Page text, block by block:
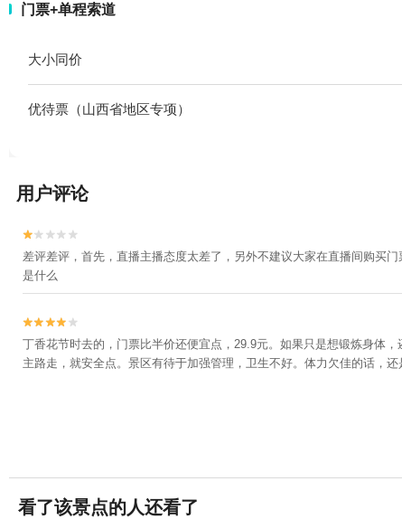
门票+单程索道
大小同价
优待票（山西省地区专项）
用户评论


差评差评，首先，直播主播态度太差了，另外不建议大家在直播间购买
是什么


丁香花节时去的，门票比半价还便宜点，29.9元。如果只是想锻炼身体
主路走，就安全点。景区有待于加强管理，卫生不好。体力欠佳的话，还
看了该景点的人还看了